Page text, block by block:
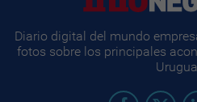
Diario digital del mundo
fotos sobre los principales